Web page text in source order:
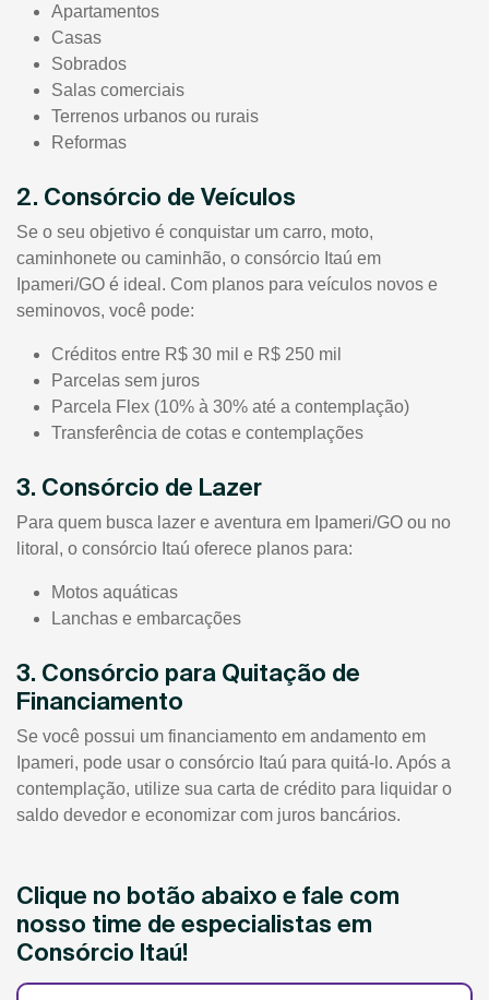
Apartamentos
Casas
Sobrados
Salas comerciais
Terrenos urbanos ou rurais
Reformas
2. Consórcio de Veículos
Se o seu objetivo é conquistar um carro, moto,
caminhonete ou caminhão, o consórcio Itaú em
Ipameri/GO é ideal. Com planos para veículos novos e
seminovos, você pode:
Créditos entre R$ 30 mil e R$ 250 mil
Parcelas sem juros
Parcela Flex (10% à 30% até a contemplação)
Transferência de cotas e contemplações
3. Consórcio de Lazer
Para quem busca lazer e aventura em Ipameri/GO ou no
litoral, o consórcio Itaú oferece planos para:
Motos aquáticas
Lanchas e embarcações
3. Consórcio para Quitação de
Financiamento
Se você possui um financiamento em andamento em
Ipameri, pode usar o consórcio Itaú para quitá-lo. Após a
contemplação, utilize sua carta de crédito para liquidar o
saldo devedor e economizar com juros bancários.
Clique no botão abaixo e fale com
nosso time de especialistas em
Consórcio Itaú!